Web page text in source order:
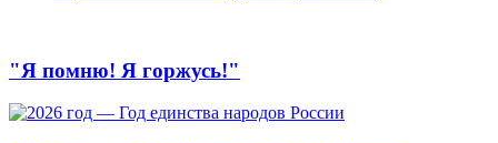
"Я помню! Я горжусь!"